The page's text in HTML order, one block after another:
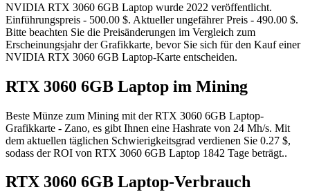
NVIDIA RTX 3060 6GB Laptop wurde 2022 veröffentlicht.
Einführungspreis - 500.00 $. Aktueller ungefährer Preis - 490.00 $.
Bitte beachten Sie die Preisänderungen im Vergleich zum
Erscheinungsjahr der Grafikkarte, bevor Sie sich für den Kauf einer
NVIDIA RTX 3060 6GB Laptop-Karte entscheiden.
RTX 3060 6GB Laptop im Mining
Beste Münze zum Mining mit der RTX 3060 6GB Laptop-
Grafikkarte - Zano, es gibt Ihnen eine Hashrate von 24 Mh/s. Mit
dem aktuellen täglichen Schwierigkeitsgrad verdienen Sie 0.27 $,
sodass der ROI von RTX 3060 6GB Laptop 1842 Tage beträgt..
RTX 3060 6GB Laptop-Verbrauch